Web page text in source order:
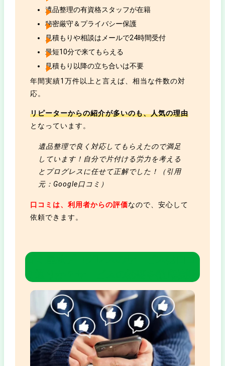
遺品整理の有資格スタッフが在籍
秘密厳守＆プライバシー保護
見積もりや相談はメールで24時間受付
最短10分で来てもらえる
見積もり以降の立ち合いは不要
年間実績1万件以上と言えば、相当な件数の対
応。
リピーターからの紹介が多いのも、人気の理由
となっています。
遺品整理で良く対応してもらえたので満足
しています！自分で片付ける労力を考える
とプログレスに任せて正解でした！（引用
元：Google口コミ）
口コミは、利用者からの評価なので、安心して
依頼できます。
ゴミ屋敷プログレスのサービスは口コ
ミ通りか？サービスの概要を徹底検証